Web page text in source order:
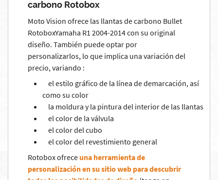
carbono Rotobox
Moto Vision ofrece las llantas de carbono Bullet
RotoboxYamaha R1 2004-2014 con su original
diseño. También puede optar por
personalizarlos, lo que implica una variación del
precio, variando :
el estilo gráfico de la línea de demarcación, así
como su color
la moldura y la pintura del interior de las llantas
el color de la válvula
el color del cubo
el color del revestimiento general
Rotobox ofrece una herramienta de
personalización en su sitio web para descubrir